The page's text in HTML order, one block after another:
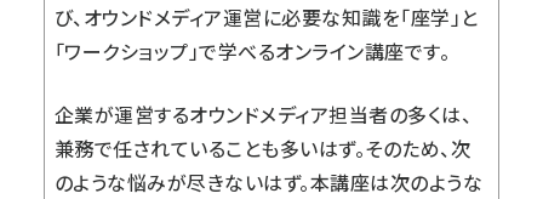
び、オウンドメディア運営に必要な知識を「座学」と
「ワークショップ」で学べるオンライン講座です。
企業が運営するオウンドメディア担当者の多くは、
兼務で任されていることも多いはず。そのため、次
のような悩みが尽きないはず。本講座は次のような